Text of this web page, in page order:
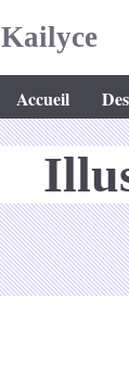
Kailyce
Accueil